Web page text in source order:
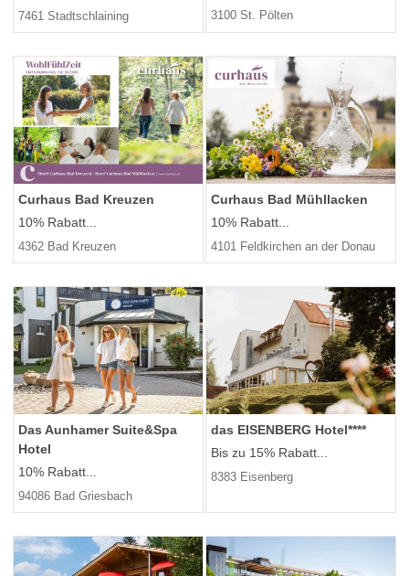
7461 Stadtschlaining 3100 St. Pölten
Curhaus Bad Kreuzen
10% Rabatt...
4362 Bad Kreuzen
Curhaus Bad Mühllacken
10% Rabatt...
4101 Feldkirchen an der Donau
Das Aunhamer Suite&Spa
Hotel
10% Rabatt...
94086 Bad Griesbach
das EISENBERG Hotel****
Bis zu 15% Rabatt...
8383 Eisenberg